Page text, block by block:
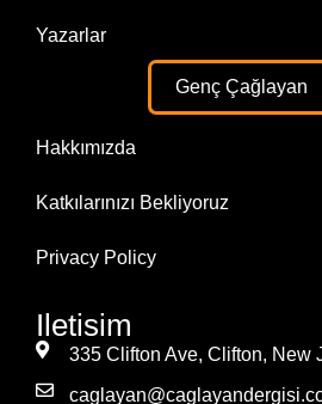
Yazarlar
Genç Çağlayan
Hakkımızda
Katkılarınızı Bekliyoruz
Privacy Policy
Iletisim
335 Clifton Ave, Clifton, New